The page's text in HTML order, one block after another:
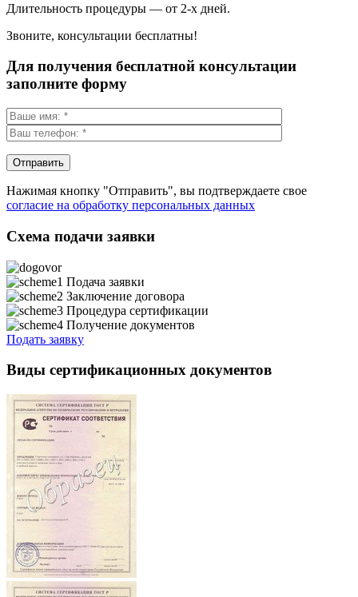
Длительность процедуры — от 2-х дней.
Звоните, консультации бесплатны!
Для получения бесплатной консультации
заполните форму
Нажимая кнопку "Отправить", вы подтверждаете свое
согласие на обработку персональных данных
Схема подачи заявки
Подача заявки
Заключение договора
Процедура сертификации
Получение документов
Подать заявку
Виды сертификационных документов